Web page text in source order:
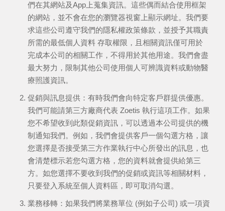
們在其網站及App上蒐集資訊。這些偶而結合使用框架
的網站，並不會在您的瀏覽器視窗上顯示網址。我們要
求這些公司遵守我們的隱私權政策條款，並授予其職責
所需的最低個人資料 存取權限，且相關資訊僅可用於
完成本公司的相關工作，不得用於其他用途。我們會盡
最大努力，限制其他公司使用個人可辨識資料或動物醫
療照護資訊。
促銷與訊息提供：有時我們會向特定客戶群提供優惠。
我們可能請第三方廠商代表 Zoetis 執行這項工作。如果
您不希望收到此類促銷資訊，可以透過本公司提供的機
制通知我們。例如，我們會提供客戶一個勾選方格，讓
您選擇是否接受第三方作業執行中心所發出的訊息，也
會清楚標示若您勾選方格，您的資料就會提供給第三
方。如您選擇不要收到我們的促銷或資訊等相關材料，
只要登入系統至個人資料區，即可取消勾選。
業務移轉：如果我們將業務單位 (例如子公司) 或一項資